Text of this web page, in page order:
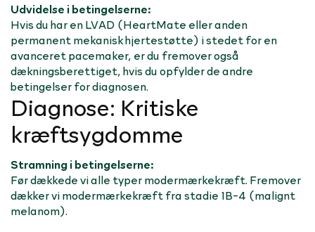
Udvidelse i betingelserne:
Hvis du har en LVAD (HeartMate eller anden
permanent mekanisk hjertestøtte) i stedet for en
avanceret pacemaker, er du fremover også
dækningsberettiget, hvis du opfylder de andre
betingelser for diagnosen.
Diagnose: Kritiske
kræftsygdomme
Stramning i betingelserne:
Før dækkede vi alle typer modermærkekræft. Fremover
dækker vi modermærkekræft fra stadie 1B-4 (malignt
melanom).